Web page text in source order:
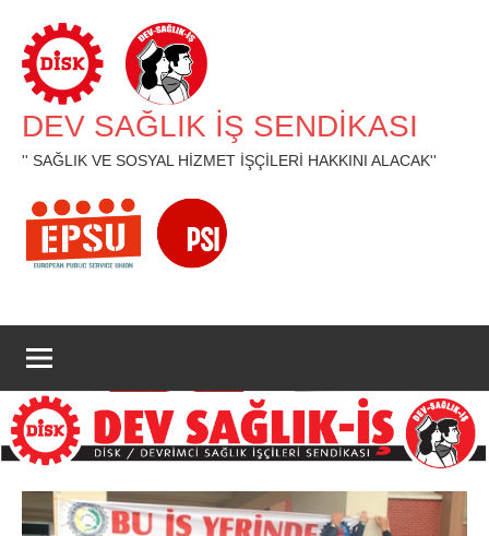
geç
DEV SAĞLIK İŞ SENDİKASI
'' SAĞLIK VE SOSYAL HİZMET İŞÇİLERİ HAKKINI ALACAK''